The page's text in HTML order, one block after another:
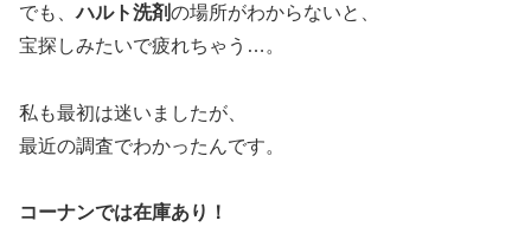
でも、ハルト洗剤の場所がわからないと、
宝探しみたいで疲れちゃう…。
私も最初は迷いましたが、
最近の調査でわかったんです。
コーナンでは在庫あり！